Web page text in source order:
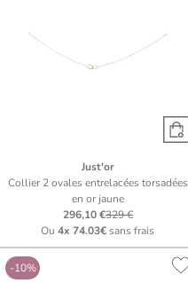
Just'or
Collier 2 ovales entrelacées torsadées
en or jaune
296,10 €329 €
Ou4x 74.03€sans frais
-10%